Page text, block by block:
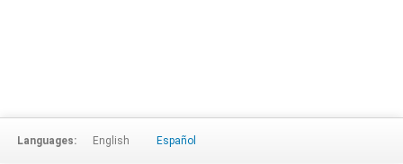
Languages: English Español